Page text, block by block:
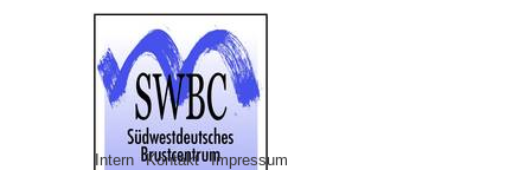
Intern Kontakt Impressum